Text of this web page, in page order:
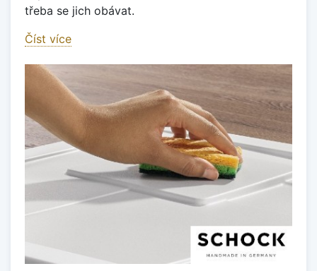
třeba se jich obávat.
Číst více